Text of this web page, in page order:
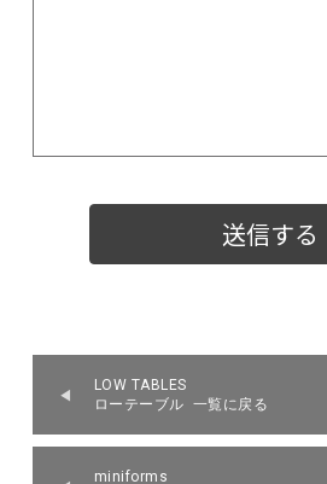
LOW TABLES
ローテーブル 一覧に戻る
miniforms